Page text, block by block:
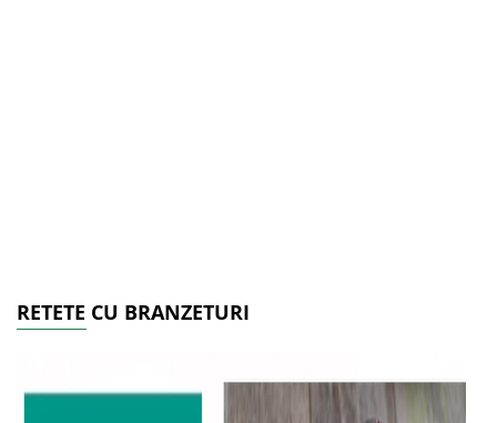
RETETE CU BRANZETURI